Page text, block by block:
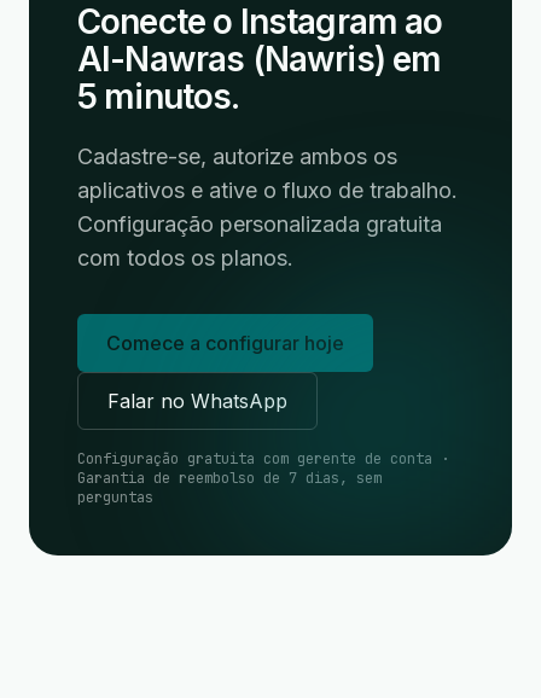
Conecte o Instagram ao
Al-Nawras (Nawris) em
5 minutos.
Cadastre-se, autorize ambos os
aplicativos e ative o fluxo de trabalho.
Configuração personalizada gratuita
com todos os planos.
Comece a configurar hoje
Falar no WhatsApp
Configuração gratuita com gerente de conta ·
Garantia de reembolso de 7 dias, sem
perguntas